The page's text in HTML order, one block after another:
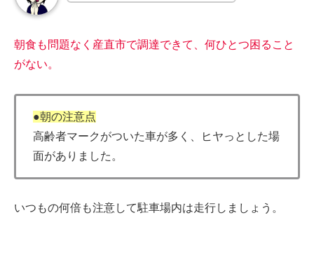
朝食も問題なく産直市で調達できて、何ひとつ困ること
がない。
●朝の注意点
高齢者マークがついた車が多く、ヒヤっとした場
面がありました。
いつもの何倍も注意して駐車場内は走行しましょう。